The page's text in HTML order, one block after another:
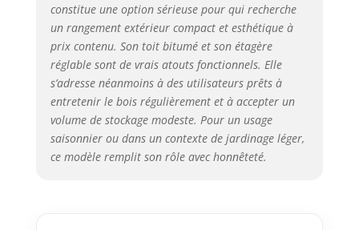
constitue une option sérieuse pour qui recherche
un rangement extérieur compact et esthétique à
prix contenu. Son toit bitumé et son étagère
réglable sont de vrais atouts fonctionnels. Elle
s’adresse néanmoins à des utilisateurs prêts à
entretenir le bois régulièrement et à accepter un
volume de stockage modeste. Pour un usage
saisonnier ou dans un contexte de jardinage léger,
ce modèle remplit son rôle avec honnêteté.